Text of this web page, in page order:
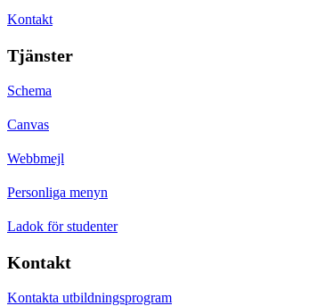
Kontakt
Tjänster
Schema
Canvas
Webbmejl
Personliga menyn
Ladok för studenter
Kontakt
Kontakta utbildningsprogram